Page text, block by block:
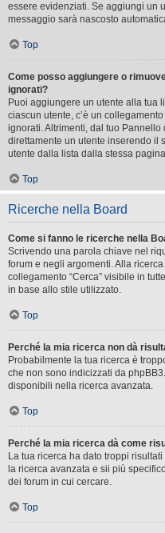
essere evidenziati. Se aggiungi un
messaggio sarà nascosto
Top
Come posso aggiungere o
ignorati?
Puoi aggiungere un utente alla tua
ciascun utente, c’è un
ignorati. Altrimenti, dal tuo
direttamente un utente inserendo il
utente dalla lista dalla stessa
Top
Ricerche nella Board
Come si fanno le ricerche nella
Scrivendo una parola chiave nel
forum e negli argomenti. Alla
collegamento “Cerca” visibile in
in base allo stile utilizzato.
Top
Perché la mia ricerca non dà
Probabilmente la tua ricerca è
che non sono indicizzati da
disponibili nella ricerca avanzata.
Top
Perché la mia ricerca dà come
La tua ricerca ha dato troppi
la ricerca avanzata e sii più
dei forum in cui cercare.
Top